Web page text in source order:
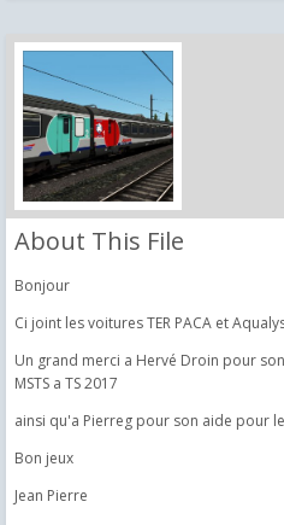
About This File
Bonjour
Ci joint les voitures TER PACA et
Un grand merci a Hervé Droin pour
MSTS a TS 2017
ainsi qu'a Pierreg pour son aide pour
Bon jeux
Jean Pierre